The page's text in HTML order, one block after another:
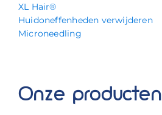
XL Hair®
Huidoneffenheden verwijderen
Microneedling
Onze producten